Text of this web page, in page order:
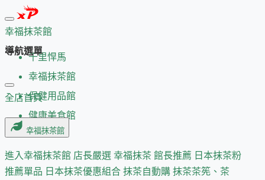
幸福抹茶館
千里悍馬
幸福抹茶館
保健用品館
健康美食館
導航選單
全店首頁
幸福抹茶館
進入幸福抹茶館 店長嚴選 幸福抹茶 館長推薦 日本抹茶粉
推薦單品 日本抹茶優惠組合 抹茶自動購 抹茶茶筅、茶